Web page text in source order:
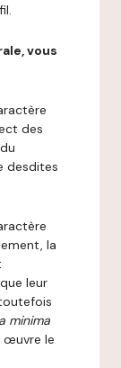
vous
des
desdites
la
leur
a minima
œuvre le